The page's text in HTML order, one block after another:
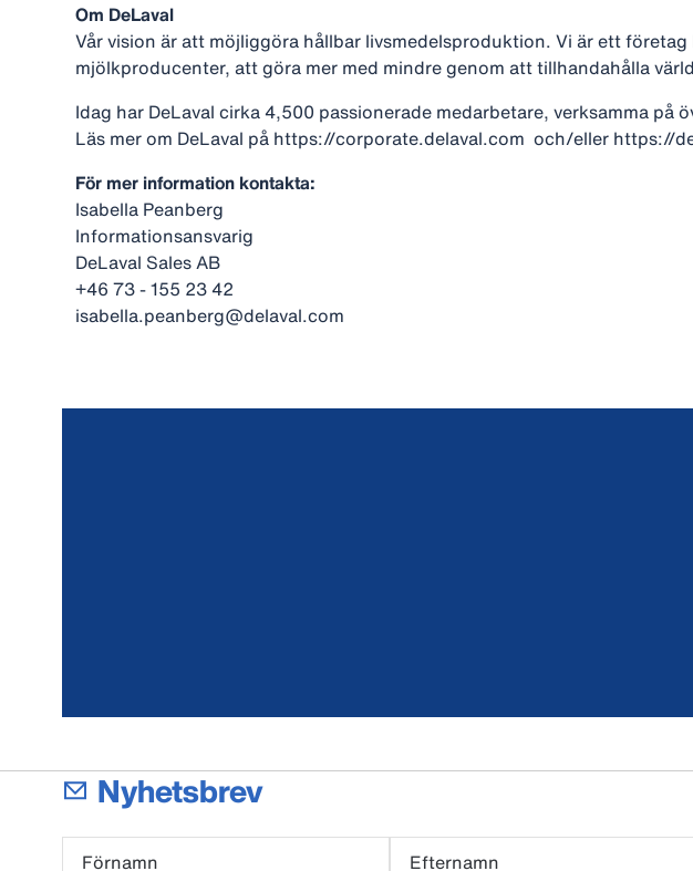
Om DeLaval
Vår vision är att möjliggöra hållbar livsmedelsproduktion. Vi är ett
mjölkproducenter, att göra mer med mindre genom att tillhandahålla
Idag har DeLaval cirka 4,500 passionerade medarbetare, verksamma på
Läs mer om DeLaval på https://corporate.delaval.com och/eller https://
För mer information kontakta:
Isabella Peanberg
Informationsansvarig
DeLaval Sales AB
+46 73 - 155 23 42
isabella.peanberg@delaval.com
Nyhetsbrev
Förnamn Efternamn